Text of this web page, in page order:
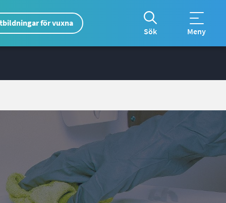
för vuxna
Extrameny
*
Åtgärdsmeny
global
Sök Meny